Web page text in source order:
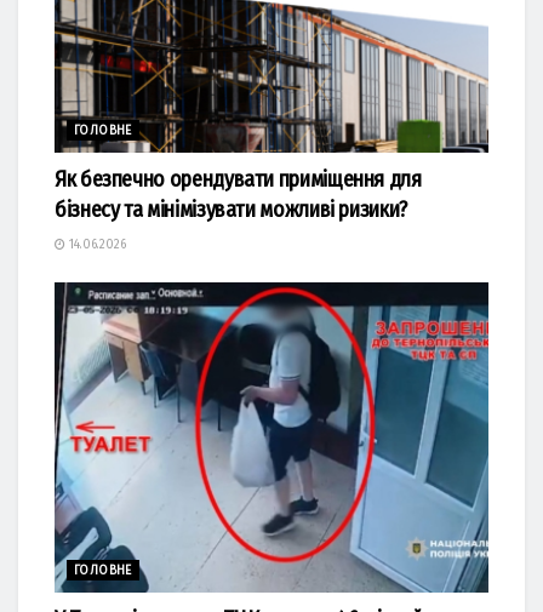
ГОЛОВНЕ
Як безпечно орендувати приміщення для
бізнесу та мінімізувати можливі ризики?
14.06.2026
ГОЛОВНЕ